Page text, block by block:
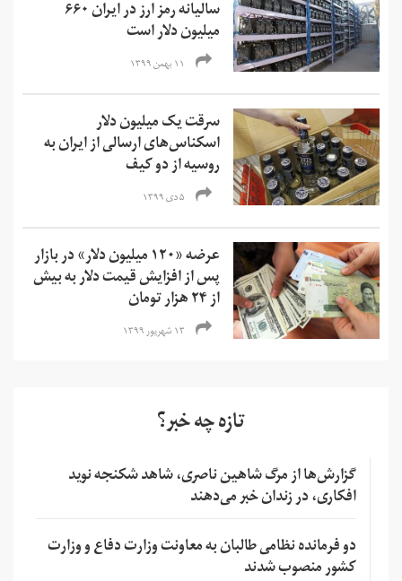
سالیانه رمز ارز در ایران ۶۶۰
میلیون دلار است
۱۱ بهمن ۱۳۹۹
سرقت یک میلیون دلار
اسکناس‌های ارسالی از ایران به
روسیه از دو کیف
۵ دی ۱۳۹۹
عرضه «۱۲۰ میلیون دلار» در بازار
پس از افزایش قیمت دلار به بیش
از ۲۴ هزار تومان
۱۳ شهریور ۱۳۹۹
تازه چه خبر؟
گزارش‌ها از مرگ شاهین ناصری، شاهد شکنجه نوید
افکاری، در زندان خبر می‌دهند
دو فرمانده نظامی طالبان به معاونت وزارت دفاع و وزارت
کشور منصوب شدند